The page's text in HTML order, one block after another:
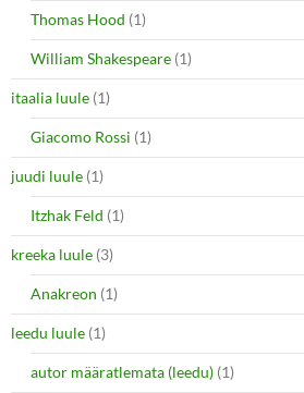
Thomas Hood (1)
William Shakespeare (1)
itaalia luule (1)
Giacomo Rossi (1)
juudi luule (1)
Itzhak Feld (1)
kreeka luule (3)
Anakreon (1)
leedu luule (1)
autor määratlemata (leedu) (1)